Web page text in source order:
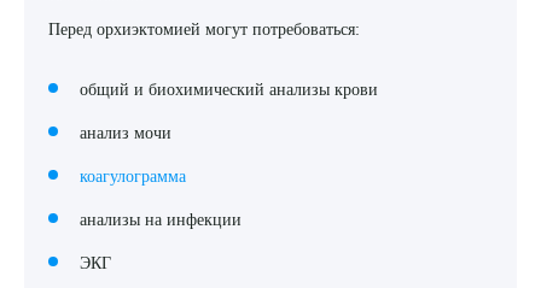
Перед орхиэктомией могут потребоваться:
общий и биохимический анализы крови
анализ мочи
коагулограмма
анализы на инфекции
ЭКГ